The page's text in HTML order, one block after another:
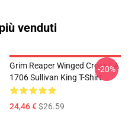
venduti
Grim Reaper Winged Cross LA
1706 Sullivan King T-Shirt
24,46 €$26.59
-20%